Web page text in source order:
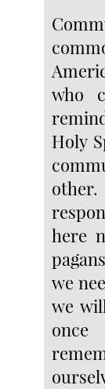
who
Holy
here
we
we
once